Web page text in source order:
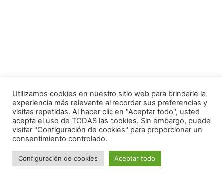
Utilizamos cookies en nuestro sitio web para brindarle la
experiencia más relevante al recordar sus preferencias y
visitas repetidas. Al hacer clic en "Aceptar todo", usted
acepta el uso de TODAS las cookies. Sin embargo, puede
visitar "Configuración de cookies" para proporcionar un
consentimiento controlado.
Configuración de cookies Aceptar todo